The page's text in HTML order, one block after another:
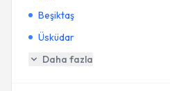
Beşiktaş
Üsküdar
Daha fazla